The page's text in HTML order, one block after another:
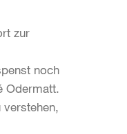
zur
noch
Odermatt.